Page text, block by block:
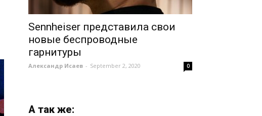
Sennheiser представила свои
новые беспроводные
гарнитуры
Александр Исаев - September 2, 2020 0
А так же: